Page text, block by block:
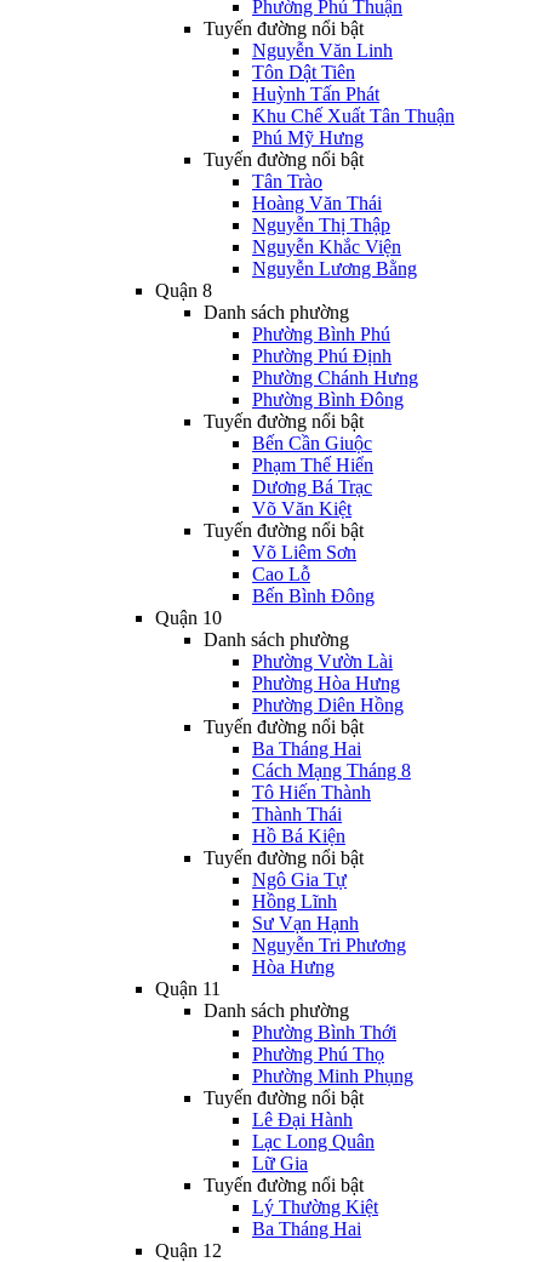
Phường Phú Thuận
Tuyến đường nổi bật
Nguyễn Văn Linh
Tôn Dật Tiên
Huỳnh Tấn Phát
Khu Chế Xuất Tân Thuận
Phú Mỹ Hưng
Tuyến đường nổi bật
Tân Trào
Hoàng Văn Thái
Nguyễn Thị Thập
Nguyễn Khắc Viện
Nguyễn Lương Bằng
Quận 8
Danh sách phường
Phường Bình Phú
Phường Phú Định
Phường Chánh Hưng
Phường Bình Đông
Tuyến đường nổi bật
Bến Cần Giuộc
Phạm Thế Hiển
Dương Bá Trạc
Võ Văn Kiệt
Tuyến đường nổi bật
Võ Liêm Sơn
Cao Lỗ
Bến Bình Đông
Quận 10
Danh sách phường
Phường Vườn Lài
Phường Hòa Hưng
Phường Diên Hồng
Tuyến đường nổi bật
Ba Tháng Hai
Cách Mạng Tháng 8
Tô Hiến Thành
Thành Thái
Hồ Bá Kiện
Tuyến đường nổi bật
Ngô Gia Tự
Hồng Lĩnh
Sư Vạn Hạnh
Nguyễn Tri Phương
Hòa Hưng
Quận 11
Danh sách phường
Phường Bình Thới
Phường Phú Thọ
Phường Minh Phụng
Tuyến đường nổi bật
Lê Đại Hành
Lạc Long Quân
Lữ Gia
Tuyến đường nổi bật
Lý Thường Kiệt
Ba Tháng Hai
Quận 12